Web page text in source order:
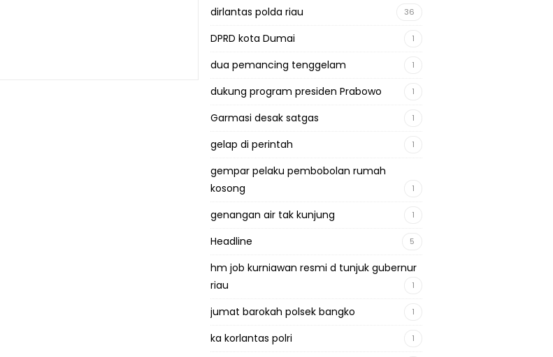
dirlantas polda riau 36
DPRD kota Dumai 1
dua pemancing tenggelam 1
dukung program presiden Prabowo 1
Garmasi desak satgas 1
gelap di perintah 1
gempar pelaku pembobolan rumah
kosong
1
genangan air tak kunjung 1
Headline 5
hm job kurniawan resmi d tunjuk gubernur
riau
1
jumat barokah polsek bangko 1
ka korlantas polri 1